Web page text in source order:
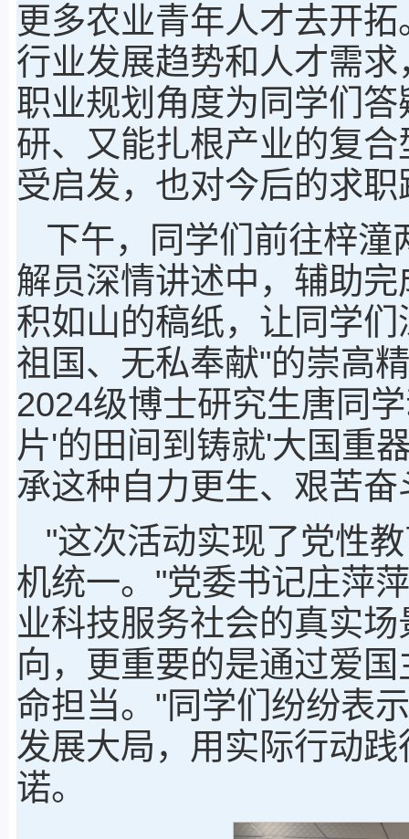
更多农业青年人才去开
行业发展趋势和人才需
职业规划角度为同学们
研、又能扎根产业的复
受启发，也对今后的求
下午，同学们前往梓
解员深情讲述中，辅助
积如山的稿纸，让同学
祖国、无私奉献"的崇高
2024级博士研究生唐同
片'的田间到铸就'大国重
承这种自力更生、艰苦
"这次活动实现了党性
机统一。"党委书记庄萍
业科技服务社会的真实
向，更重要的是通过爱
命担当。"同学们纷纷表
发展大局，用实际行动
诺。